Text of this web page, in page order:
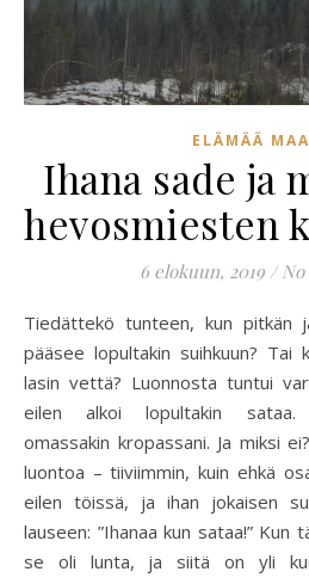
ELÄMÄÄ
Ihana sade ja
hevosmiesten
6 elokuun, 2019 /
Tiedättekö tunteen, kun pitkän ja kuuman päivän päälle
pääsee lopultakin suihkuun? Tai
lasin vettä? Luonnosta tuntui
eilen alkoi lopultakin
omassakin kropassani. Ja miksi
luontoa – tiiviimmin, kuin ehkä
eilen töissä, ja ihan jokaisen
lauseen: ”Ihanaa kun sataa!” Kun
se oli lunta, ja siitä on yli